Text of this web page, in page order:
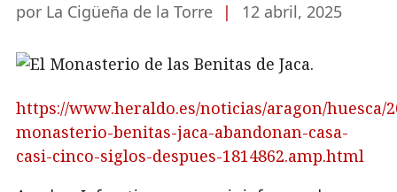
por La Cigüeña de la Torre | 12 abril, 2025
https://www.heraldo.es/noticias/aragon/huesca/
monasterio-benitas-jaca-abandonan-casa-
casi-cinco-siglos-despues-1814862.amp.html